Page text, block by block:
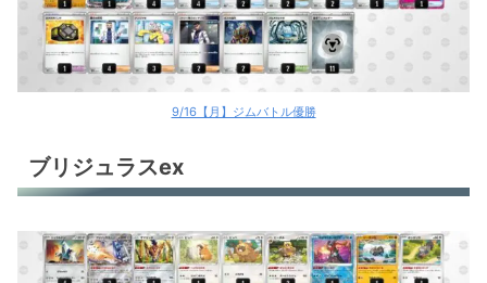
古代バレット
ロストギラティナ
ポケカ環境デッキレシピ
9/16【月】ジムバトル優勝
ブリジュラスex